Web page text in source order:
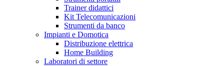
Trainer didattici
Kit Telecomunicazioni
Strumenti da banco
Impianti e Domotica
Distribuzione elettrica
Home Building
Laboratori di settore